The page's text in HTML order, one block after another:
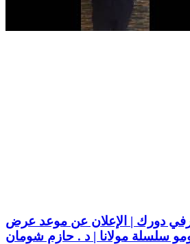
دورك | الإعلان عن موعد عرض
سلسلة مولانا | د . حازم شومان